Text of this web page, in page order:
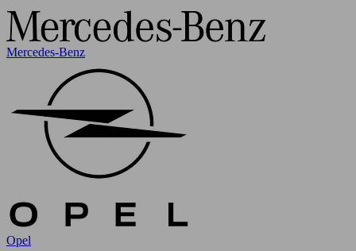
Mercedes-Benz
Opel